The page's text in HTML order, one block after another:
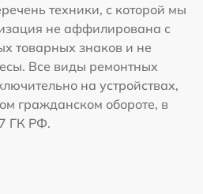
техники, с которой мы
не аффилирована с
товарных знаков и не
Все виды ремонтных
на устройствах,
гражданском обороте, в
ГК РФ.